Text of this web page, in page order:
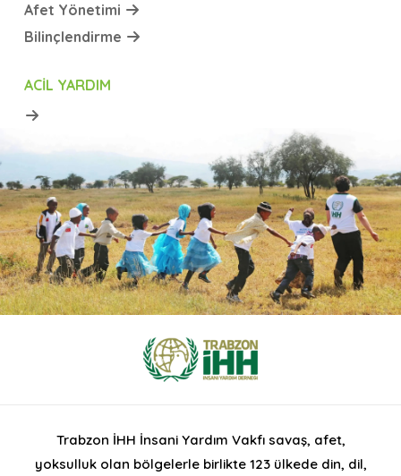
Afet Yönetimi
Bilinçlendirme
ACIL YARDIM
Trabzon İHH İnsani Yardım Vakfı savaş, afet,
yoksulluk olan bölgelerle birlikte 123 ülkede din, dil,